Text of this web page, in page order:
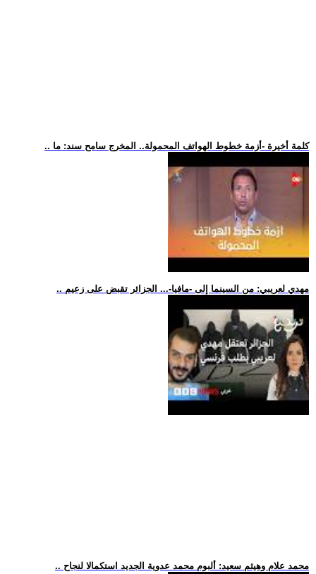
.. كلمة أخيرة -أزمة خطوط الهواتف المحمولة.. المخرج سامح سند: ما
.. مهدي لعريبي: من السينما إلى -مافيا-... الجزائر تقبض على زعيم
.. محمد علام وهيثم سعيد: ألبوم محمد عدوية الجديد استكمالا لنجاح